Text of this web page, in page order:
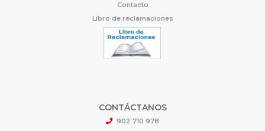
Contacto
Libro de reclamaciones
CONTÁCTANOS
902 710 978